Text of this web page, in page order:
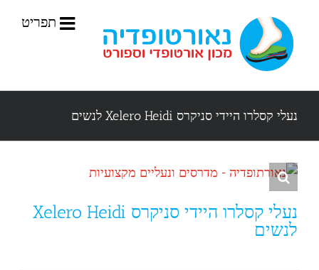
נעלי קסלרו היידי סניקרס Xelero Heidi לנשים
נעלי קסלרו היידי סניקרס Xelero Heidi
לנשים